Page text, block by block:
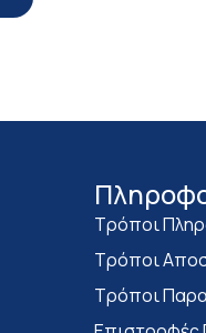
Τρόποι
Τρόποι
Τρόποι